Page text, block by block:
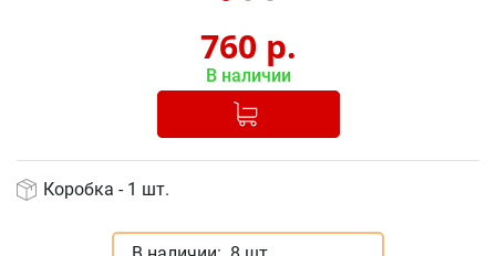
760 р.
В наличии
Добавлено в корзину
Коробка - 1 шт.